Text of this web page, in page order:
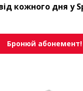
кожного дня у
Бронюй абонемент!